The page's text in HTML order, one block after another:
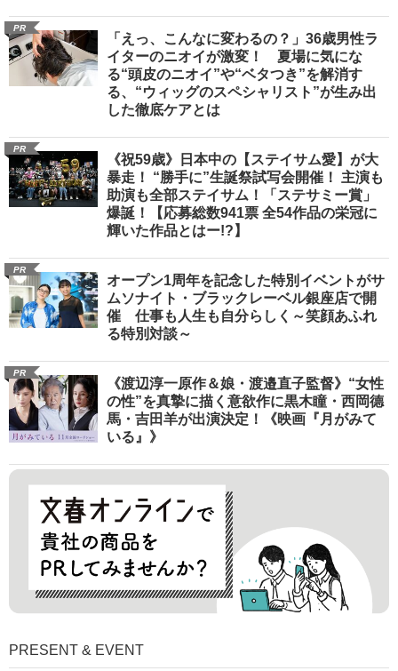
PR
「えっ、こんなに変わるの？」36歳男性ラ
イターのニオイが激変！ 夏場に気にな
る“頭皮のニオイ”や“ベタつき”を解消す
る、“ウィッグのスペシャリスト”が生み出
した徹底ケアとは
PR
《祝59歳》日本中の【ステイサム愛】が大
暴走！ “勝手に”生誕祭試写会開催！ 主演も
助演も全部ステイサム！「ステサミー賞」
爆誕！【応募総数941票 全54作品の栄冠に
輝いた作品とはー!?】
PR
オープン1周年を記念した特別イベントがサ
ムソナイト・ブラックレーベル銀座店で開
催 仕事も人生も自分らしく～笑顔あふれ
る特別対談～
PR
《渡辺淳一原作＆娘・渡邉直子監督》“女性
の性”を真摯に描く意欲作に黒木瞳・西岡德
馬・吉田羊が出演決定！《映画『月がみて
いる』》
PRESENT & EVENT